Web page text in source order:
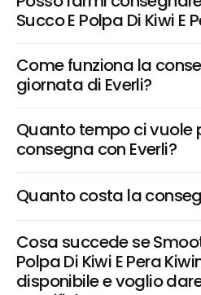
Succo E Polpa Di Kiwi E
Come funziona la
giornata di Everli?
Quanto tempo ci vuole
consegna con Everli?
Quanto costa la
Cosa succede se
Polpa Di Kiwi E Pera
disponibile e voglio